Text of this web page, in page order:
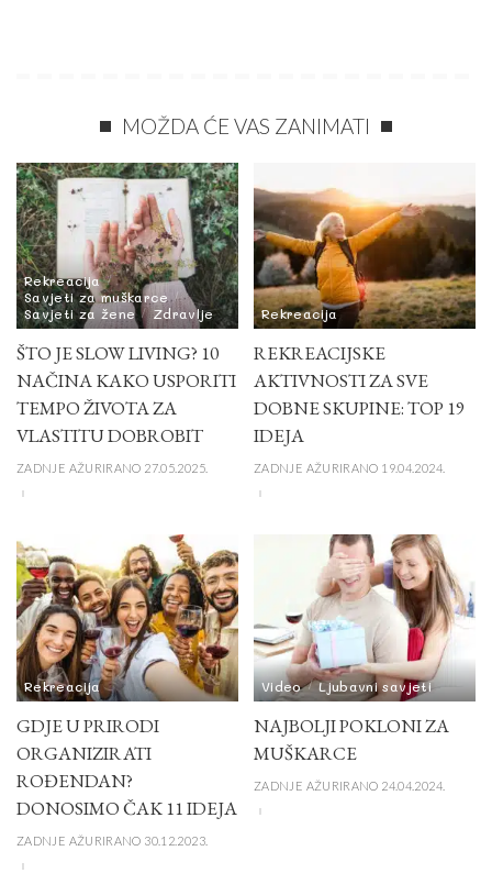
MOŽDA ĆE VAS ZANIMATI
Rekreacija
Savjeti za muškarce
Savjeti za žene
Zdravlje
ŠTO JE SLOW LIVING? 10
NAČINA KAKO USPORITI
TEMPO ŽIVOTA ZA
VLASTITU DOBROBIT
ZADNJE AŽURIRANO 27.05.2025.
Rekreacija
REKREACIJSKE
AKTIVNOSTI ZA SVE
DOBNE SKUPINE: TOP 19
IDEJA
ZADNJE AŽURIRANO 19.04.2024.
Rekreacija
GDJE U PRIRODI
ORGANIZIRATI
ROĐENDAN?
DONOSIMO ČAK 11 IDEJA
ZADNJE AŽURIRANO 30.12.2023.
Video Ljubavni savjeti
NAJBOLJI POKLONI ZA
MUŠKARCE
ZADNJE AŽURIRANO 24.04.2024.